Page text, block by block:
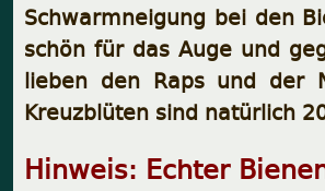
Schwarmneigung bei den
schön für das Auge und
lieben den Raps und der
Kreuzblüten sind natürlich
Hinweis: Echter